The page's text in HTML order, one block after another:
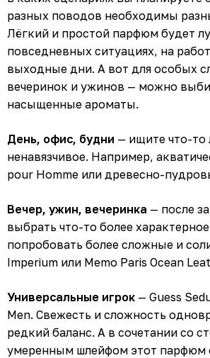
разных поводов необходимы
Лёгкий и простой парфюм будет
повседневных ситуациях, на
выходные дни. А вот для особых
вечеринок и ужинов — можно
насыщенные ароматы.
День, офис, будни — ищите что-то
ненавязчивое. Например,
pour Homme или древесно-
Вечер, ужин, вечеринка — после
выбрать что-то более хара
попробовать более сложные и
Imperium или Memo Paris Ocean
Универсальные игрок — Guess
Men. Свежесть и сложность
редкий баланс. А в сочетании со
умеренным шлейфом этот парфюм